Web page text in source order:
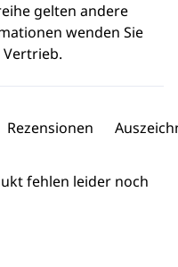
gelten andere
wenden Sie
Rezensionen
fehlen leider noch